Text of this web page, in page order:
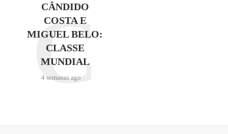
CÂNDIDO
COSTA E
MIGUEL BELO:
CLASSE
MUNDIAL
4 semanas ago
C